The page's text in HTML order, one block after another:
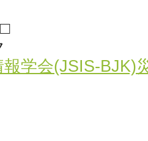
報学会(JSIS-BJK)